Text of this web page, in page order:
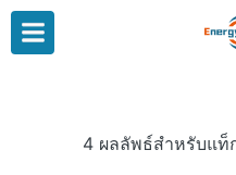
4 ผลลัพธ์สำหรับแท็